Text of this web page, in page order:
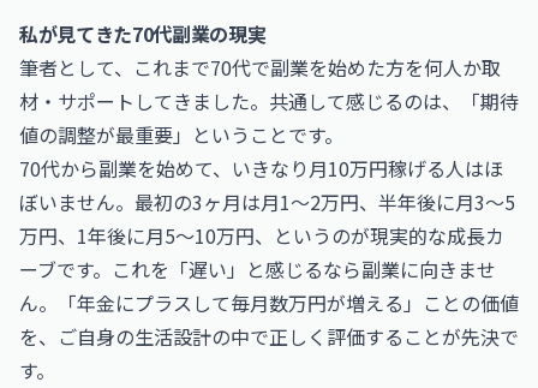
私が見てきた70代副業の現実
筆者として、これまで70代で副業を始めた方を何人か取
材・サポートしてきました。共通して感じるのは、「期待
値の調整が最重要」ということです。
70代から副業を始めて、いきなり月10万円稼げる人はほ
ぼいません。最初の3ヶ月は月1〜2万円、半年後に月3〜5
万円、1年後に月5〜10万円、というのが現実的な成長カ
ーブです。これを「遅い」と感じるなら副業に向きませ
ん。「年金にプラスして毎月数万円が増える」ことの価値
を、ご自身の生活設計の中で正しく評価することが先決で
す。